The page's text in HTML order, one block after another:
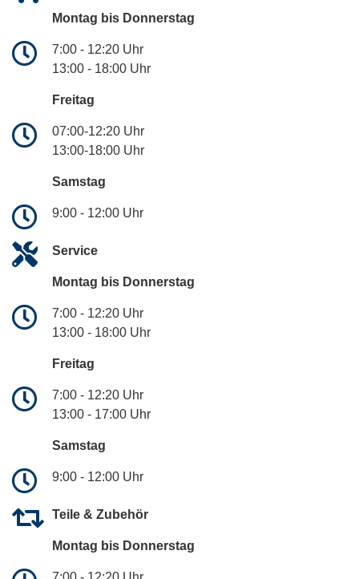
Montag bis Donnerstag
7:00 - 12:20 Uhr
13:00 - 18:00 Uhr
Freitag
07:00-12:20 Uhr
13:00-18:00 Uhr
Samstag
9:00 - 12:00 Uhr
Service
Montag bis Donnerstag
7:00 - 12:20 Uhr
13:00 - 18:00 Uhr
Freitag
7:00 - 12:20 Uhr
13:00 - 17:00 Uhr
Samstag
9:00 - 12:00 Uhr
Teile & Zubehör
Montag bis Donnerstag